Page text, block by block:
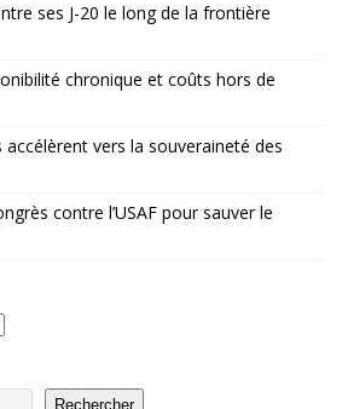
ses J-20 le long de la frontière
chronique et coûts hors de
vers la souveraineté des
contre l’USAF pour sauver le
Rechercher